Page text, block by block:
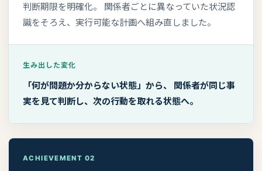
判断期限を明確化。 関係者ごとに異なっていた状況認
識をそろえ、実行可能な計画へ組み直しました。
生み出した変化
「何が問題か分からない状態」から、 関係者が同じ事
実を見て判断し、次の行動を取れる状態へ。
ACHIEVEMENT 02